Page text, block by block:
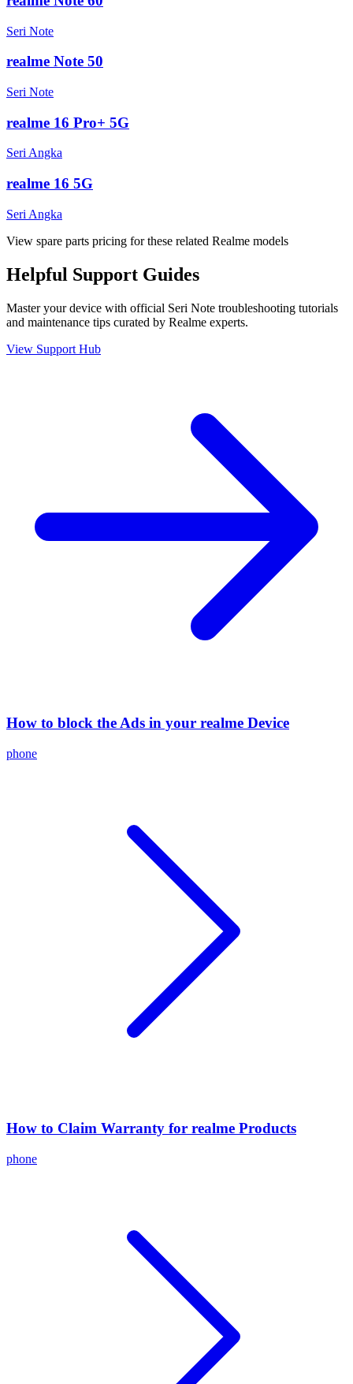
Seri Note
realme Note 50
Seri Note
realme 16 Pro+ 5G
Seri Angka
realme 16 5G
Seri Angka
View spare parts pricing for these related Realme models
Helpful Support Guides
Master your device with official Seri Note troubleshooting tutorials
and maintenance tips curated by Realme experts.
View Support Hub
How to block the Ads in your realme Device
phone
How to Claim Warranty for realme Products
phone